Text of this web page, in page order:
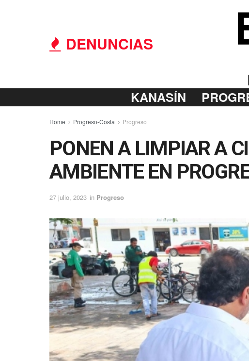
DENUNCIAS
KANASÍN
Home Progreso-Costa Progreso
PONEN A LIMPIAR A
AMBIENTE EN
27 julio, 2023 in Progreso